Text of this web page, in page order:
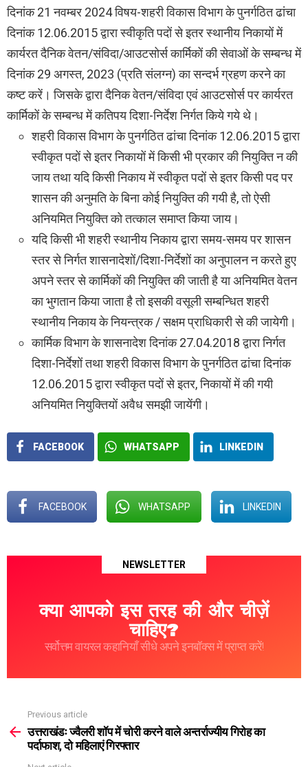
दिनांक 21 नवम्बर 2024 विषय-शहरी विकास विभाग के पुनर्गठित ढांचा
दिनांक 12.06.2015 द्वारा स्वीकृति पदों से इतर स्थानीय निकायों में
कार्यरत दैनिक वेतन/संविदा/आउटसोर्स कार्मिकों की सेवाओं के सम्बन्ध में
दिनांक 29 अगस्त, 2023 (प्रति संलग्न) का सन्दर्भ ग्रहण करने का
कष्ट करें। जिसके द्वारा दैनिक वेतन/संविदा एवं आउटसोर्स पर कार्यरत
कार्मिकों के सम्बन्ध में कतिपय दिशा-निर्देश निर्गत किये गये थे।
शहरी विकास विभाग के पुनर्गठित ढांचा दिनांक 12.06.2015 द्वारा
स्वीकृत पदों से इतर निकायों में किसी भी प्रकार की नियुक्ति न की
जाय तथा यदि किसी निकाय में स्वीकृत पदों से इतर किसी पद पर
शासन की अनुमति के बिना कोई नियुक्ति की गयी है, तो ऐसी
अनियमित नियुक्ति को तत्काल समाप्त किया जाय।
यदि किसी भी शहरी स्थानीय निकाय द्वारा समय-समय पर शासन
स्तर से निर्गत शासनादेशों/दिशा-निर्देशों का अनुपालन न करते हुए
अपने स्तर से कार्मिकों की नियुक्ति की जाती है या अनियमित वेतन
का भुगतान किया जाता है तो इसकी वसूली सम्बन्धित शहरी
स्थानीय निकाय के नियन्त्रक / सक्षम प्राधिकारी से की जायेगी।
कार्मिक विभाग के शासनादेश दिनांक 27.04.2018 द्वारा निर्गत
दिशा-निर्देशों तथा शहरी विकास विभाग के पुनर्गठित ढांचा दिनांक
12.06.2015 द्वारा स्वीकृत पदों से इतर, निकायों में की गयी
अनियमित नियुक्तियों अवैध समझी जायेंगी।
FACEBOOK WHATSAPP LINKEDIN
FACEBOOK WHATSAPP LINKEDIN
NEWSLETTER
क्या आपको इस तरह की और चीज़ें
चाहिए?
सर्वोत्तम वायरल कहानियाँ सीधे अपने इनबॉक्स में प्राप्त करें!
more
Previous article
उत्तराखंडः ज्वैलरी शॉप में चोरी करने वाले अन्तर्राज्यीय गिरोह का
पर्दाफाश, दो महिलाएं गिरफ्तार